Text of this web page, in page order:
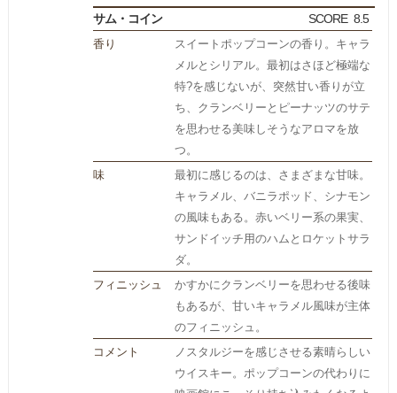
サム・コイン SCORE 8.5
香り
スイートポップコーンの香り。キャラ
メルとシリアル。最初はさほど極端な
特?を感じないが、突然甘い香りが立
ち、クランベリーとピーナッツのサテ
を思わせる美味しそうなアロマを放
つ。
味
最初に感じるのは、さまざまな甘味。
キャラメル、バニラポッド、シナモン
の風味もある。赤いベリー系の果実、
サンドイッチ用のハムとロケットサラ
ダ。
フィニッシュ
かすかにクランベリーを思わせる後味
もあるが、甘いキャラメル風味が主体
のフィニッシュ。
コメント
ノスタルジーを感じさせる素晴らしい
ウイスキー。ポップコーンの代わりに